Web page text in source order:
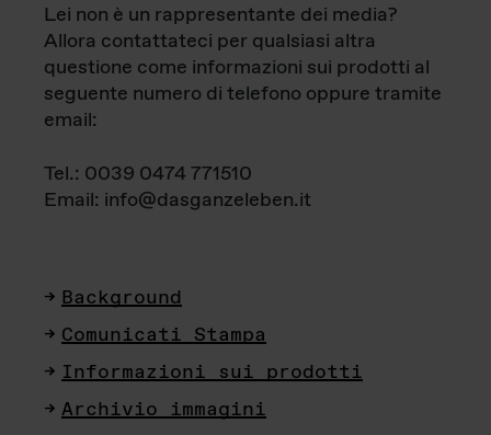
Lei non è un rappresentante dei media?
Allora contattateci per qualsiasi altra
questione come informazioni sui prodotti al
seguente numero di telefono oppure tramite
email:
Tel.: 0039 0474 771510
Email: info@dasganzeleben.it
Background
Comunicati Stampa
Informazioni sui prodotti
Archivio immagini